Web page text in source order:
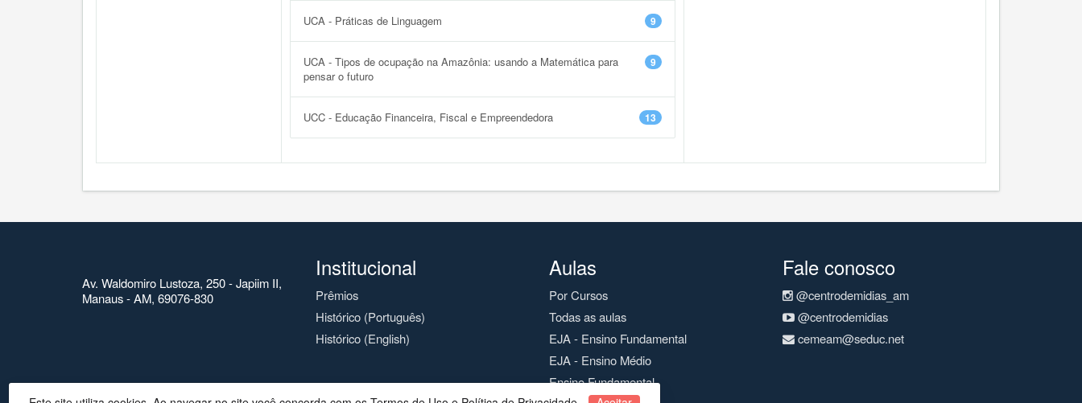
9
UCA - Práticas de Linguagem
9
UCA - Tipos de ocupação na Amazônia: usando a Matemática para
pensar o futuro
13
UCC - Educação Financeira, Fiscal e Empreendedora
Av. Waldomiro Lustoza, 250 - Japiim II,
Manaus - AM, 69076-830
Institucional
Prêmios
Histórico (Português)
Histórico (English)
Aulas
Por Cursos
Todas as aulas
EJA - Ensino Fundamental
EJA - Ensino Médio
Ensino Fundamental
Fale conosco
@centrodemidias_am
@centrodemidias
cemeam@seduc.net